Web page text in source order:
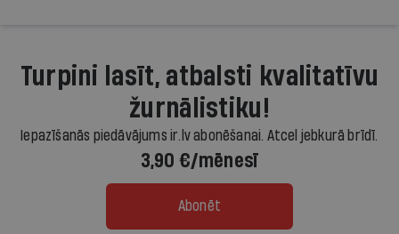
Turpini lasīt, atbalsti kvalitatīvu
žurnālistiku!
Iepazīšanās piedāvājums ir.lv abonēšanai. Atcel jebkurā brīdī.
3,90 €/mēnesī
Abonēt